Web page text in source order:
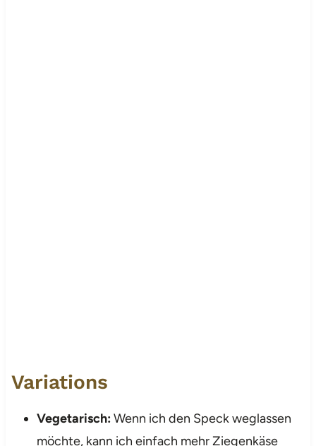
Variations
Vegetarisch:Wenn ich den Speck weglassen
möchte, kann ich einfach mehr Ziegenkäse